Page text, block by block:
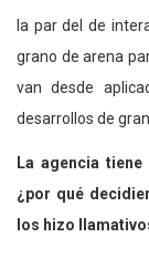
la par del de
grano de arena
van desde
desarrollos de
La agencia
¿por qué
los hizo